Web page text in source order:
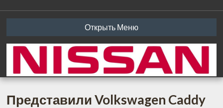
Открыть Меню
Представили Volkswagen Caddy